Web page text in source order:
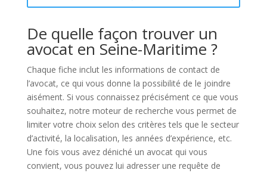
De quelle façon trouver un
avocat en Seine-Maritime ?
Chaque fiche inclut les informations de contact de
l’avocat, ce qui vous donne la possibilité de le joindre
aisément. Si vous connaissez précisément ce que vous
souhaitez, notre moteur de recherche vous permet de
limiter votre choix selon des critères tels que le secteur
d’activité, la localisation, les années d’expérience, etc.
Une fois vous avez déniché un avocat qui vous
convient, vous pouvez lui adresser une requête de